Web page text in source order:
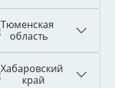
Тюменская
область
Хабаровский
край